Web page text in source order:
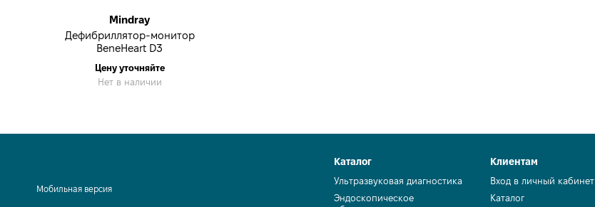
Mindray
Дефибриллятор-монитор
BeneHeart D3
Цену уточняйте
Нет в наличии
Мобильная версия
Каталог
Ультразвуковая диагностика
Эндоскопическое
Клиентам
Вход в личный кабинет
Каталог